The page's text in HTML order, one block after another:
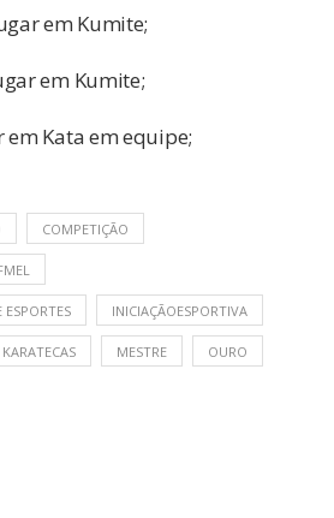
em Kumite;
em Kumite;
Kata em equipe;
COMPETIÇÃO
INICIAÇÃOESPORTIVA
KARATECAS MESTRE OURO